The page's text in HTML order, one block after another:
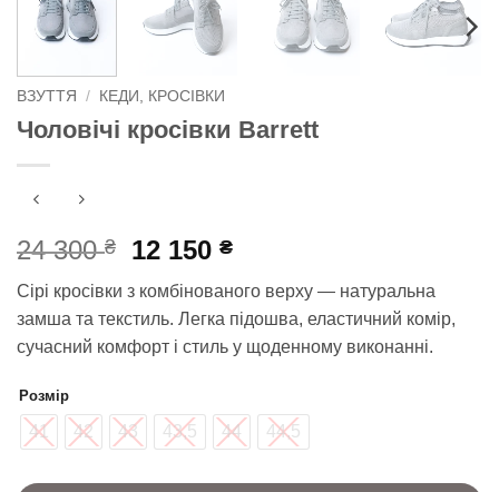
ВЗУТТЯ / КЕДИ, КРОСІВКИ
Чоловічі кросівки Barrett
24 300₴
Оригінальна
24
300 ₴.
12 150₴Поточна
12
150 ₴.
Сірі кросівки з комбінованого верху — натуральна
замша та текстиль. Легка підошва, еластичний комір,
сучасний комфорт і стиль у щоденному виконанні.
Розмір
41 42 43 43,5 44 44,5